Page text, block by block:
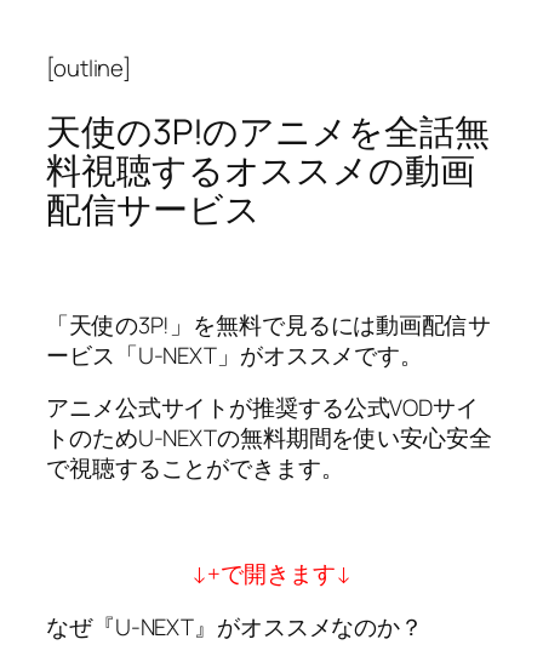
[outline]
天使の3P!のアニメを全話無
料視聴するオススメの動画
配信サービス
「天使の3P!」を無料で見るには動画配信サ
ービス「U-NEXT」がオススメです。
アニメ公式サイトが推奨する公式VODサイ
トのためU-NEXTの無料期間を使い安心安全
で視聴することができます。
↓+で開きます↓
なぜ『U-NEXT』がオススメなのか？